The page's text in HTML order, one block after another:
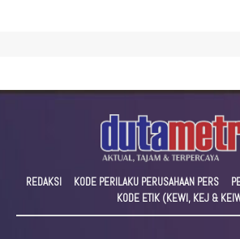
REDAKSI KODE PERILAKU PERUSAHAAN PERS
KODE ETIK (KEWI, KEJ &